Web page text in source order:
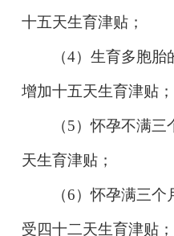
十五天生育津贴；
（4）生育多胞胎
增加十五天生育津贴；
（5）怀孕不满三
天生育津贴；
（6）怀孕满三个
受四十二天生育津贴；